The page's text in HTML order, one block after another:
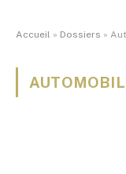
Accueil » Dossiers »